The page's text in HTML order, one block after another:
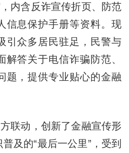
内含反诈宣传折页、防范
信息保护手册等资料。现
引众多居民驻足，民警与
解答关于电信诈骗防范、
题，提供专业贴心的金融
联动，创新了金融宣传形
及的“最后一公里”，受到